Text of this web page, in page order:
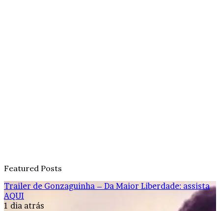
Featured Posts
Trailer de Gonzaguinha – Da Maior Liberdade: assista
AQUI
1 dia atrás